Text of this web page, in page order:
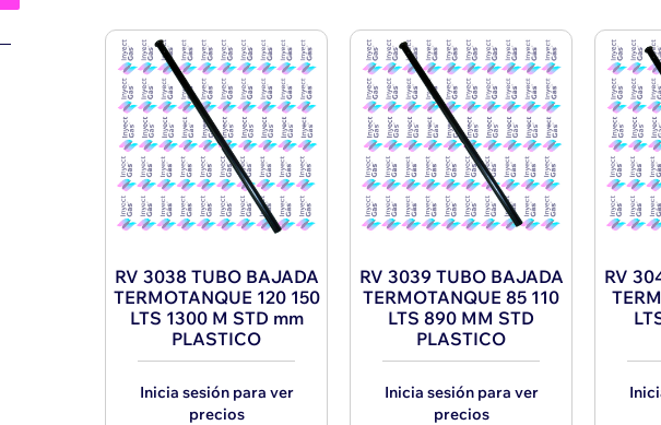
RV 3038 TUBO BAJADA
TERMOTANQUE 120 150
LTS 1300 M STD mm
PLASTICO
Inicia sesión para ver
precios
RV 3039 TUBO BAJADA
TERMOTANQUE 85 110
LTS 890 MM STD
PLASTICO
Inicia sesión para ver
precios
RV